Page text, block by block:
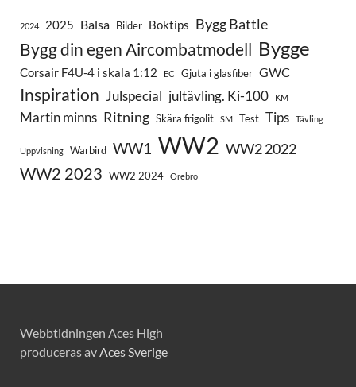
2024 2025 Balsa Bilder Boktips Bygg Battle
Bygg din egen Aircombatmodell Bygge
Corsair F4U-4 i skala 1:12 EC Gjuta i glasfiber GWC
Inspiration Julspecial jultävling. Ki-100 KM
Martin minns Ritning Skära frigolit SM Test Tips Tävling
Uppvisning Warbird WW1 WW2 WW2 2022
WW2 2023 WW2 2024 Örebro
Webbtidningen Aces High
produceras avAces Sverige